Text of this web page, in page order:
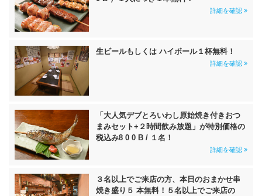
詳細を確認
生ビールもしくは ハイボール１杯無料！
詳細を確認
「大人気デブとろいわし原始焼き付きおつ
まみセット+２時間飲み放題」が特別価格の
税込み8 0 0 B / １名！
詳細を確認
３名以上でご来店の方、本日のおまかせ串
焼き盛り５ 本無料！５名以上でご来店の